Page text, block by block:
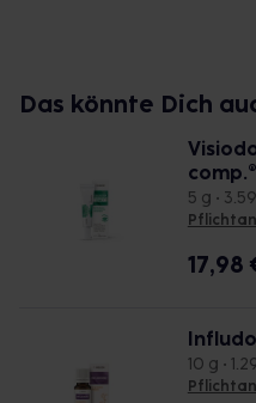
Das könnte Dich
5 g •
17,98
10 g •